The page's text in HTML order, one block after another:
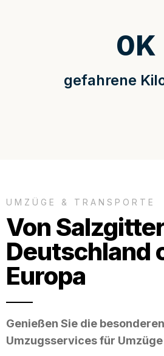
gefahrene
0K
UMZÜGE & TRANSPORTE
Von
Deutschland
Europa
Genießen Sie die
Umzugsservices für